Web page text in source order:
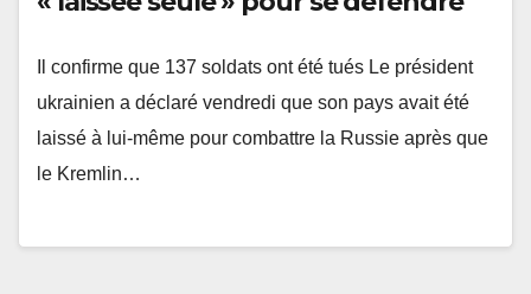
Il confirme que 137 soldats ont été tués Le président
ukrainien a déclaré vendredi que son pays avait été
laissé à lui-même pour combattre la Russie après que
le Kremlin…